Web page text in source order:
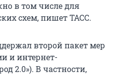
в том числе для
схем, пишет ТАСС.
второй пакет мер
и интернет-
2.0»). В частности,